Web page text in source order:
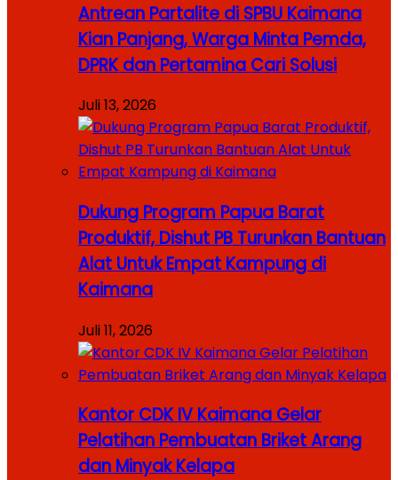
Antrean Partalite di SPBU Kaimana
Kian Panjang, Warga Minta Pemda,
DPRK dan Pertamina Cari Solusi
Juli 13, 2026
Dukung Program Papua Barat
Produktif, Dishut PB Turunkan Bantuan
Alat Untuk Empat Kampung di
Kaimana
Juli 11, 2026
Kantor CDK IV Kaimana Gelar
Pelatihan Pembuatan Briket Arang
dan Minyak Kelapa